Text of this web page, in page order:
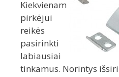
Kiekvienam
pirkėjui
reikės
pasirinkti
labiausiai
tinkamus. Norintys